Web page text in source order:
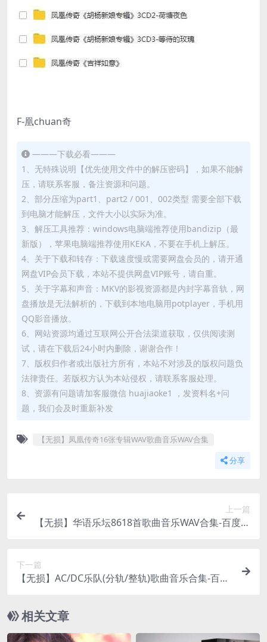
F-凰chuan奇
———下载必看———
1、无特殊说明【优先使用文件中的解压密码】，如果不能解
压，请联系客服，备注资源和问题。
2、部分压缩为part1、part2 / 001、002类型 需要全部下载
到电脑才能解压，文件大小以实际为准。
3、解压工具推荐：windows电脑端推荐使用bandizip（最
新版），苹果电脑端推荐使用KEKA，不要在手机上解压。
4、关于下载和转存：下载速度慢或需要网盘会员的，请开通
网盘VIP会员下载，本站不提供网盘VIP账号，请自重。
5、关于字幕和声音：MKV的影视资源都是内封字幕音轨，网
盘播放是无法解析的，下载到本地电脑用potplayer，手机用
QQ影音播放。
6、网站资源均通过互联网公开合法渠道获取，仅供阅读测
试，请在下载后24小时内删除，谢谢合作！
7、版权归作者或出版社方所有，本站不对涉及的版权问题负
法律责任。若版权方认为本站侵权，请联系客服处理。
8、资源有问题请加客服微信 huajiaoke1 ，发资料名+问
题，我们会及时重新补发
【无损】凤凰传奇16张专辑WAV歌曲音乐WAV合集
分享
上一篇
【无损】华语乐坛8618首歌曲音乐WAV合集-百度云
下一篇
【无损】AC/DC乐队(分轨/整轨)歌曲音乐合集-百度
相关文章